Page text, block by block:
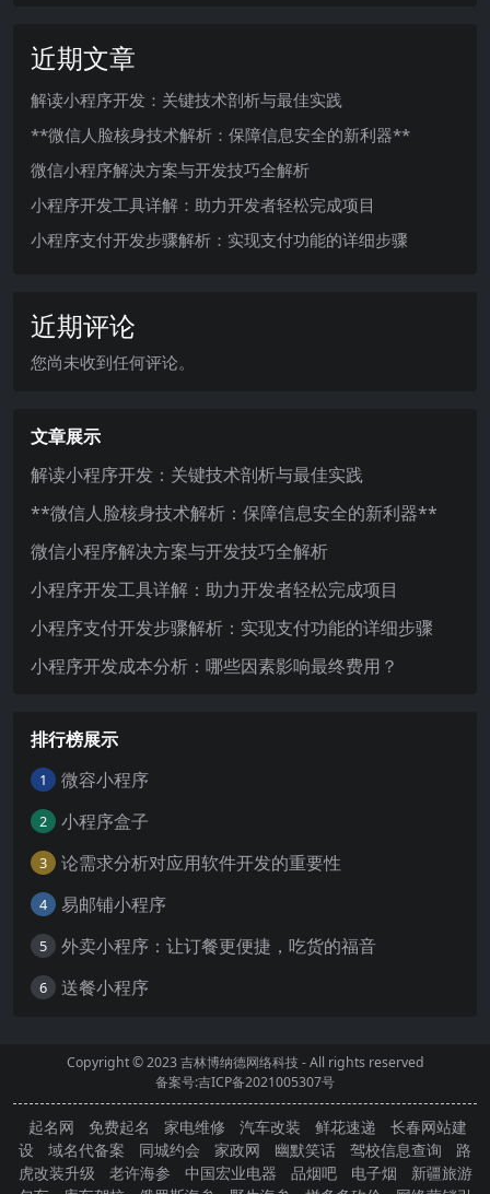
近期文章
解读小程序开发：关键技术剖析与最佳实践
**微信人脸核身技术解析：保障信息安全的新利器**
微信小程序解决方案与开发技巧全解析
小程序开发工具详解：助力开发者轻松完成项目
小程序支付开发步骤解析：实现支付功能的详细步骤
近期评论
您尚未收到任何评论。
文章展示
解读小程序开发：关键技术剖析与最佳实践
**微信人脸核身技术解析：保障信息安全的新利器**
微信小程序解决方案与开发技巧全解析
小程序开发工具详解：助力开发者轻松完成项目
小程序支付开发步骤解析：实现支付功能的详细步骤
小程序开发成本分析：哪些因素影响最终费用？
排行榜展示
1 微容小程序
2 小程序盒子
3 论需求分析对应用软件开发的重要性
4 易邮铺小程序
5 外卖小程序：让订餐更便捷，吃货的福音
6 送餐小程序
Copyright © 2023吉林博纳德网络科技- All rights reserved
备案号:吉ICP备2021005307号
起名网 免费起名 家电维修 汽车改装 鲜花速递
长春网站建
设
域名代备案 同城约会 家政网 幽默笑话 驾校信息查询
路
虎改装升级
老许海参 中国宏业电器 品烟吧 电子烟
新疆旅游